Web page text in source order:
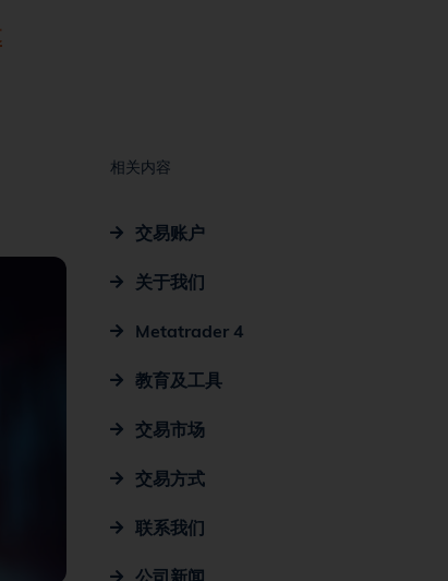
相关内容
交易账户
关于我们
Metatrader 4
教育及工具
交易市场
交易方式
联系我们
公司新闻